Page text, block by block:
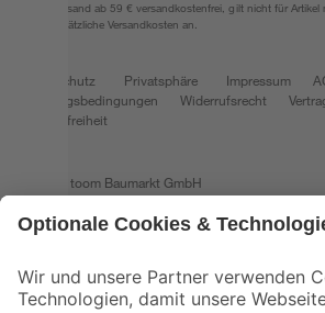
*Paketversand ab 59 € versandkostenfrei, gilt nicht für
fallen zusätzliche Versandkosten an.
Datenschutz Privatsphäre Impressum
Nutzungsbedingungen
Widerrufsrecht
Barrierefreiheit
© 2026 toom Baumarkt GmbH